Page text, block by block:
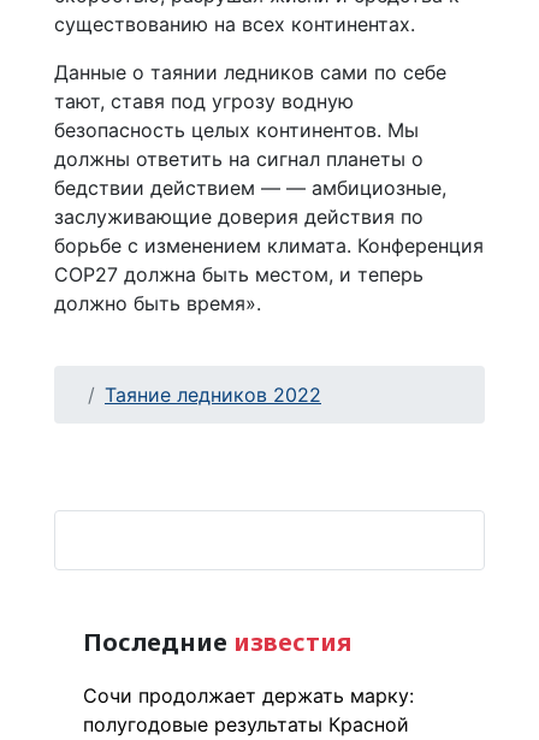
существованию на всех континентах.
Данные о таянии ледников сами по себе
тают, ставя под угрозу водную
безопасность целых континентов. Мы
должны ответить на сигнал планеты о
бедствии действием — — амбициозные,
заслуживающие доверия действия по
борьбе с изменением климата. Конференция
COP27 должна быть местом, и теперь
должно быть время».
Таяние ледников 2022
Последние известия
Сочи продолжает держать марку:
полугодовые результаты Красной